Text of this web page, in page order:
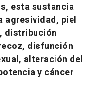
esta sustancia
agresividad, piel
distribución
disfunción
alteración del
y cáncer